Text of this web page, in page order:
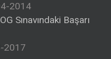
2014
Sınavındaki Başarı
2017